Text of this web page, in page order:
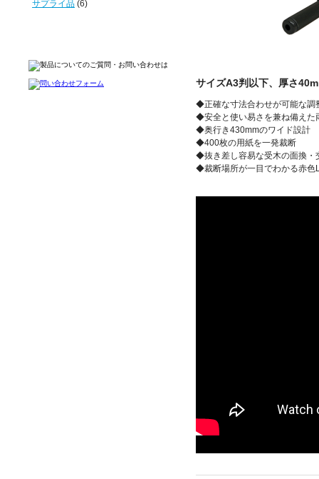
サイズA3判以下、厚さ
◆正確な寸法合わせが可能な調
◆安全と使い易さを兼ね備えた
◆奥行き430mmのワイド設計
◆400枚の用紙を一発裁断
◆抜き差し容易な受木の面換・
◆裁断場所が一目でわかる赤色
サプライ品 (6)